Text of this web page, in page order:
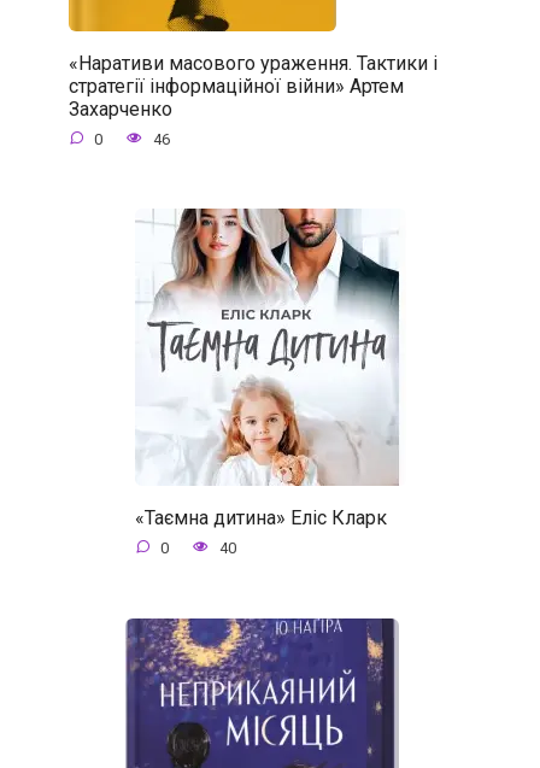
«Наративи масового ураження. Тактики і
стратегії інформаційної війни» Артем
Захарченко
0 46
«Таємна дитина» Еліс Кларк
0 40